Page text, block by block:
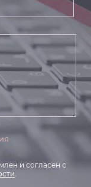
и согласен с
.